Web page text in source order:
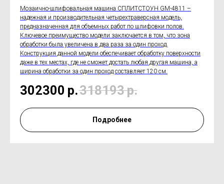
Мозаично-шлифовальная машина СПЛИТСТОУН GM-4811 –
надежная и производительная четырехтраверсная модель,
предназначенная для объемных работ по шлифовки полов.
Ключевое преимущество модели заключается в том, что зона
обработки была увеличена в два раза за один проход.
Конструкция данной модели обеспечивает обработку поверхности
даже в тех местах, где не сможет достать любая другая машина, а
ширина обработки за один проход составляет 120 см.
302300 р.318193р.
Подробнее